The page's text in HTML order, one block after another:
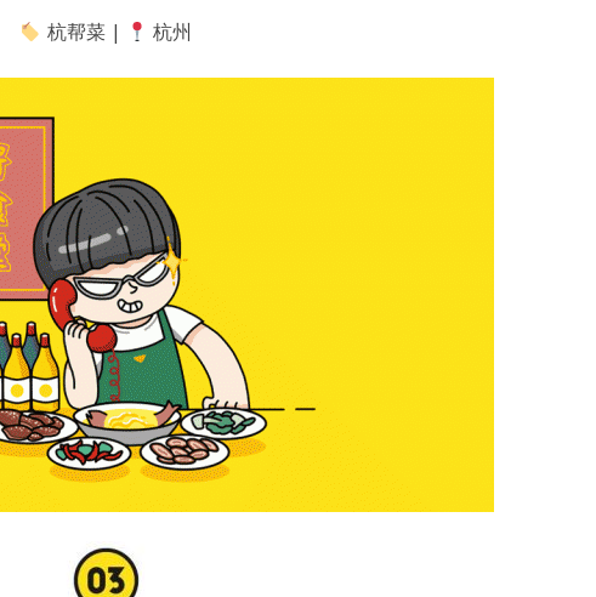
用户名或Email
密码
记住我的登录状态
杭帮菜 | 杭州